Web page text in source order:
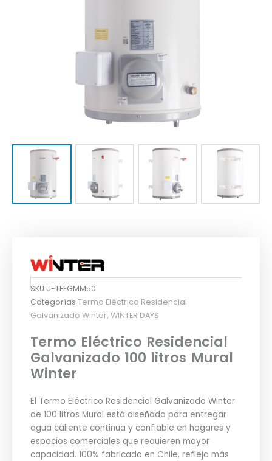
SKU U-TEEGMM50
Categorías Termo Eléctrico Residencial
Galvanizado Winter, WINTER DAYS
Termo Eléctrico Residencial
Galvanizado 100 litros Mural
Winter
El Termo Eléctrico Residencial Galvanizado Winter
de 100 litros Mural está diseñado para entregar
agua caliente continua y confiable en hogares y
espacios comerciales que requieren mayor
capacidad. 100% fabricado en Chile, refleja más